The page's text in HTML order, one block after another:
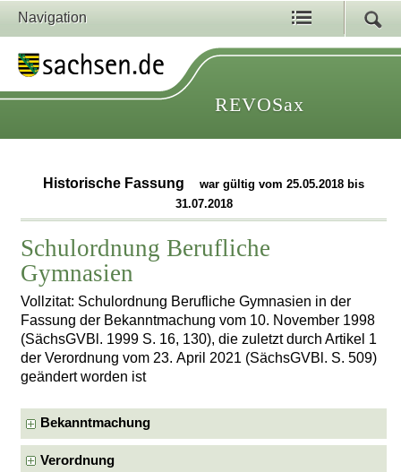
Navigation
REVOSax
Historische Fassung
war gültig vom 25.05.2018 bis
31.07.2018
Schulordnung Berufliche
Gymnasien
Vollzitat: Schulordnung Berufliche Gymnasien in der
Fassung der Bekanntmachung vom 10. November 1998
(SächsGVBl. 1999 S. 16, 130), die zuletzt durch Artikel 1
der Verordnung vom 23. April 2021 (SächsGVBl. S. 509)
geändert worden ist
Bekanntmachung
Verordnung